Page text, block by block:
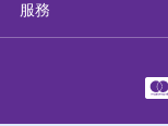
服務